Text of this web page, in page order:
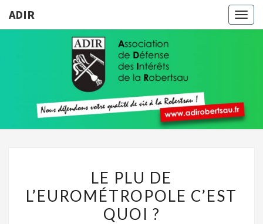
ADIR
ADIR
Votre
Qualité
De Vie À
Robertsau
PLU
DE
L’EUROMÉTROPOLE
LE PLU DE
L’EUROMÉTROPOLE C’EST
QUOI ?